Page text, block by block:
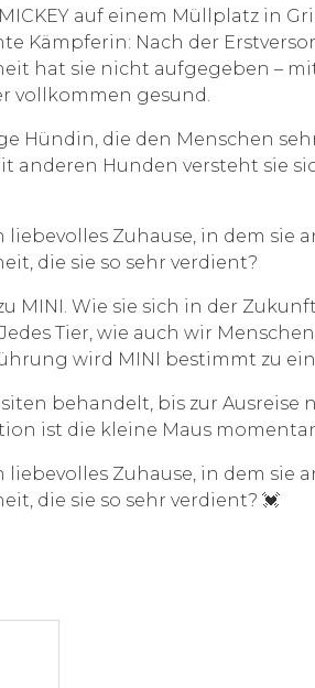
auf einem Müllplatz in
Kämpferin: Nach der
hat sie nicht aufgegeben –
vollkommen gesund.
Hündin, die den Menschen
anderen Hunden versteht sie
Zuhause, in dem
die sie so sehr verdient?
MINI. Wie sie sich in der
Tier, wie auch wir
wird MINI bestimmt zu
behandelt, bis zur
ist die kleine Maus
Zuhause, in dem
die sie so sehr verdient? 💓